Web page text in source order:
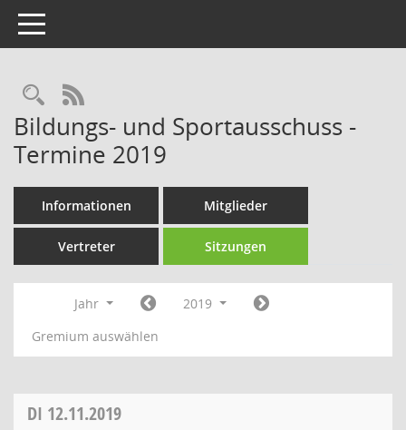
Toggle navigation
Rechercheauswahl
RSS-Feed
Bildungs- und Sportausschuss -
Termine 2019
Informationen Mitglieder
Vertreter Sitzungen
Jahr
2019
Gremium auswählen
DI 12.11.2019